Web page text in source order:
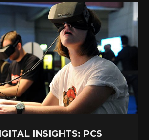
INSIGHTS: PCS